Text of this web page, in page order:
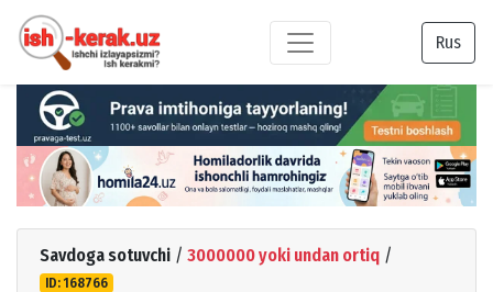
Rus
Savdoga sotuvchi / 3000000 yoki undan ortiq /
ID: 168766